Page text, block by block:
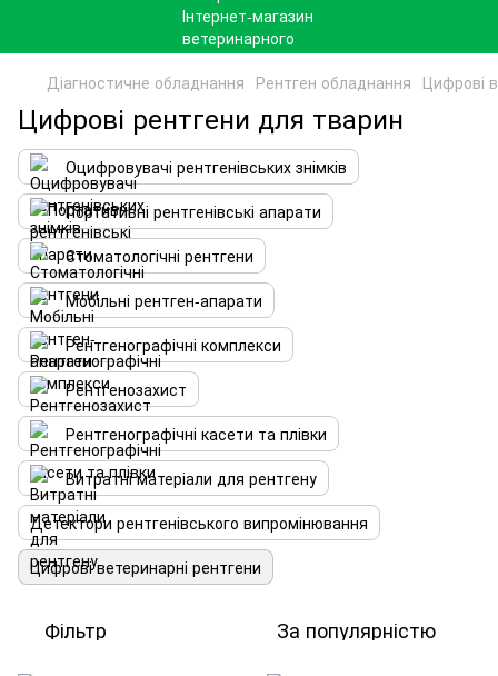
Діагностичне обладнання Рентген обладнання Цифрові
Цифрові рентгени для тварин
Оцифровувачі рентгенівських знімків
Портативні рентгенівські апарати
Стоматологічні рентгени
Мобільні рентген-апарати
Рентгенографічні комплекси
Рентгенозахист
Рентгенографічні касети та плівки
Витратні матеріали для рентгену
Детектори рентгенівського випромінювання
Цифрові ветеринарні рентгени
Фільтр За популярністю